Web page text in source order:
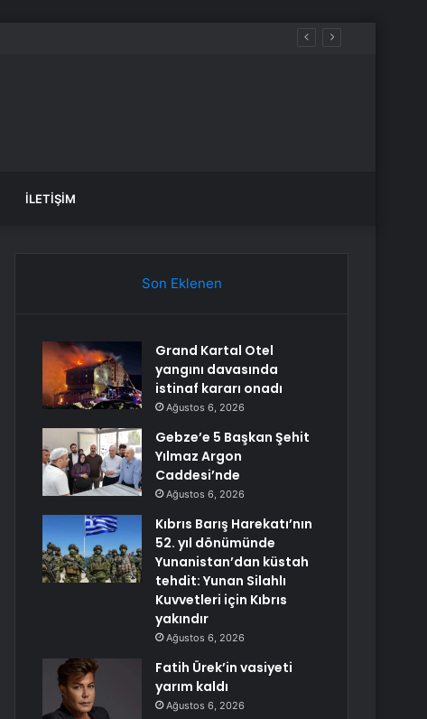
İLETIŞIM
Son Eklenen
Grand Kartal Otel
yangını davasında
istinaf kararı onadı
Ağustos 6, 2026
Gebze’e 5 Başkan Şehit
Yılmaz Argon
Caddesi’nde
Ağustos 6, 2026
Kıbrıs Barış Harekatı’nın
52. yıl dönümünde
Yunanistan’dan küstah
tehdit: Yunan Silahlı
Kuvvetleri için Kıbrıs
yakındır
Ağustos 6, 2026
Fatih Ürek’in vasiyeti
yarım kaldı
Ağustos 6, 2026